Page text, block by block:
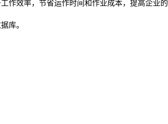
作效率，节省运作时间和作业成本，提高企业的
库。